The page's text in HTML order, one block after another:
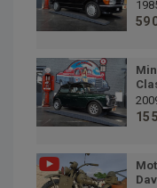
59
15